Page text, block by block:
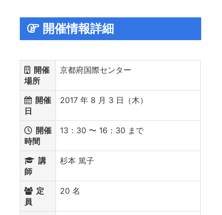
開催情報詳細
開催
場所
京都府国際センター
開催
日
2017 年 8 月 3 日（木）
開催
時間
13：30 〜 16：30 まで
講
師
杉本 篤子
定
員
20 名